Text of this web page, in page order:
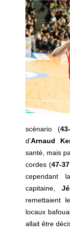
scénario (
d’Arnaud
santé, mais
cordes (47-37
cependant
capitaine,
remettaient
locaux
allait être